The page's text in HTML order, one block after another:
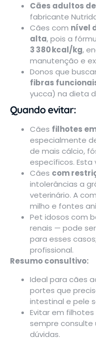
Cães adultos
fabricante
Cães com nível
alta, pois a
3 380 kcal/kg,
manutenção e
Donos que
fibras
yucca) na dieta
Quando evitar:
Cães filhotes
especialmente
de mais cálcio,
específicos. Esta
Cães com
intolerâncias a
veterinário. A
milho e fontes
Pet idosos com
renais — pode
para esses
profissional.
Resumo consultivo:
Ideal para cães
portes que
intestinal e pele
Evitar em
sempre consulte
dúvidas.